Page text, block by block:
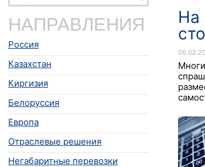
НАПРАВЛЕНИЯ
Россия
Казахстан
Киргизия
Белоруссия
Европа
Отраслевые решения
Негабаритные перевозки
На